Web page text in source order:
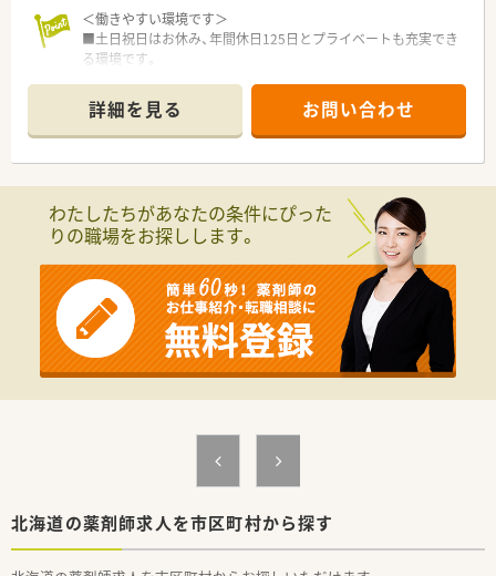
＜働きやすい環境です＞
■土日祝日はお休み、年間休日125日とプライベートも充実でき
る環境です。
時間にゆとりを持ってお仕事を続けていきたい方にオススメ
です。
■院内託児所は6ヶ月以上未就学児まで、保育費は全額病院補助
です。（食事代のみ自己負担）
■病院経験ありの方は年収MAX600万円まで応相談です☆
■昭和62年7月15日 (法人設立 平成4年5月)設立です。
■開院当初よりリハビリ機能の充実に重点を置き、持続的に医療
ニーズが高く長期にわたり入院医療が必要な方のために療養環
境を整備しています。
■緩和ケアへの取り組みと高齢者施設とも連携を行っている病
院です。
■薬剤科は薬剤師5名 助手2名の体制です
■薬剤管理指導300件～400件/月を実施しています。
詳細を見る お問い合わせ
わたしたちがあなたの条件にぴった
りの職場をお探しします。
北海道の薬剤師求人を市区町村から探す